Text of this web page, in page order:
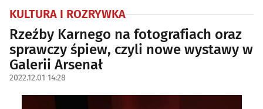
KULTURA I ROZRYWKA
Rzeźby Karnego na fotografiach oraz
sprawczy śpiew, czyli nowe wystawy w
Galerii Arsenał
2022.12.01 14:28